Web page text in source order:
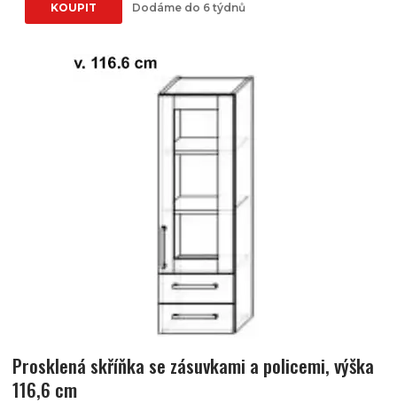
KOUPIT Dodáme do 6 týdnů
Prosklená skříňka se zásuvkami a policemi, výška
116,6 cm